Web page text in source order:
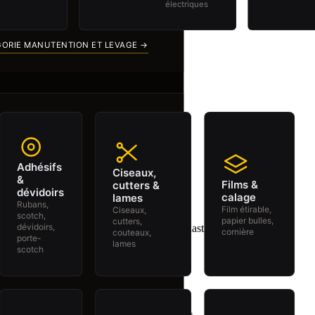
électriques
MANUTENTION ET LEVAGE →
Adhésifs
&
dévidoirs
Rubans,
scotch,
dévidoirs,
porte-
scotch
Ciseaux,
cutters &
lames
Ciseaux,
cutters,
couteaux,
lames
Films &
calage
Film étirable,
papier bulles,
cornière
Recrutement
Mon panier
Se connecter